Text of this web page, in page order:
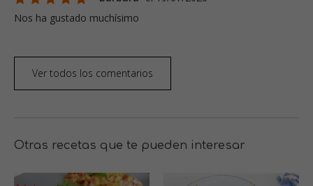
Nos ha gustado muchísimo
Ver todos los comentarios
Otras recetas que te pueden interesar